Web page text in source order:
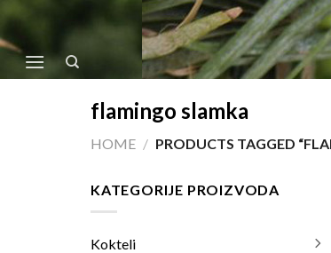
content
flamingo slamka
HOME / PRODUCTS TAGGED
KATEGORIJE PROIZVODA
Kokteli